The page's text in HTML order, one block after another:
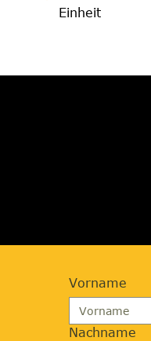
Einheit
Vorname
Nachname